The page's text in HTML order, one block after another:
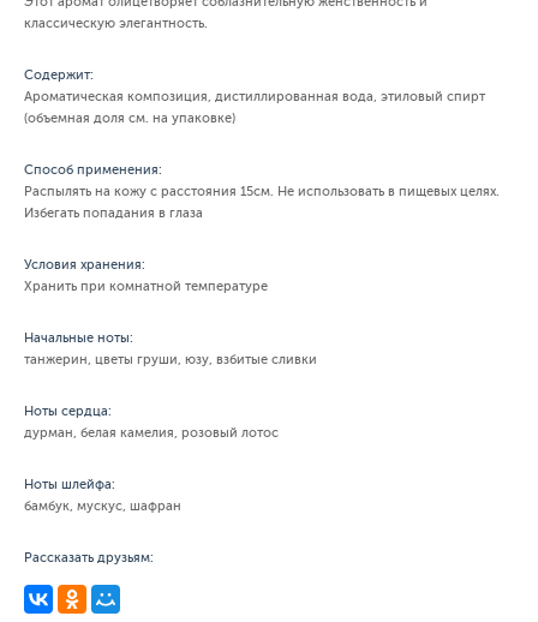
классическую элегантность.
Содержит:
Ароматическая композиция, дистиллированная вода, этиловый спирт
(объемная доля см. на упаковке)
Способ применения:
Распылять на кожу с расстояния 15см. Не использовать в пищевых целях.
Избегать попадания в глаза
Условия хранения:
Хранить при комнатной температуре
Начальные ноты:
танжерин, цветы груши, юзу, взбитые сливки
Ноты сердца:
дурман, белая камелия, розовый лотос
Ноты шлейфа:
бамбук, мускус, шафран
Рассказать друзьям: